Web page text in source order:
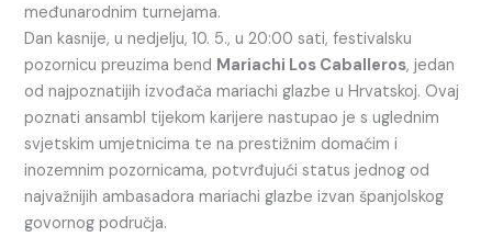
međunarodnim turnejama.
Dan kasnije, u nedjelju, 10. 5., u 20:00 sati, festivalsku
pozornicu preuzima bend Mariachi Los Caballeros, jedan
od najpoznatijih izvođača mariachi glazbe u Hrvatskoj. Ovaj
poznati ansambl tijekom karijere nastupao je s uglednim
svjetskim umjetnicima te na prestižnim domaćim i
inozemnim pozornicama, potvrđujući status jednog od
najvažnijih ambasadora mariachi glazbe izvan španjolskog
govornog područja.